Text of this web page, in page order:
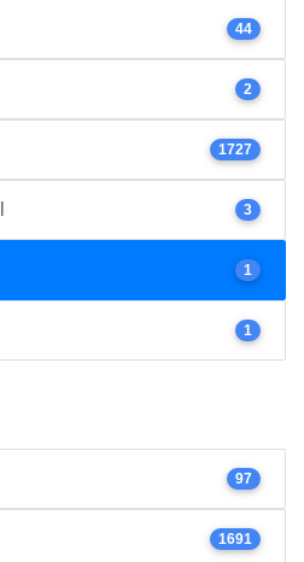
44
2
1727
3
1
1
97
1691